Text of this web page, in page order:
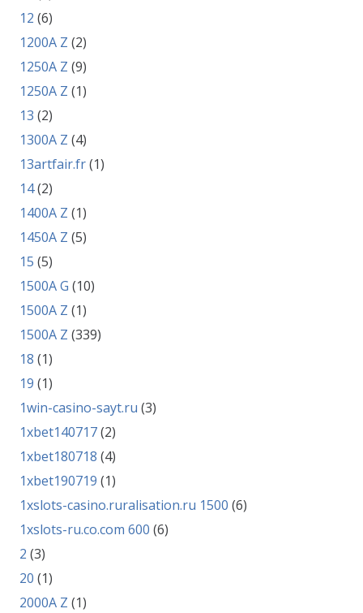
12 (6)
1200A Z (2)
1250A Z (9)
1250A Z (1)
13 (2)
1300A Z (4)
13artfair.fr(1)
14(2)
1400A Z (1)
1450A Z (5)
15 (5)
1500A G (10)
1500A Z (1)
1500A Z (339)
18 (1)
19 (1)
1win-casino-sayt.ru (3)
1xbet140717(2)
1xbet180718 (4)
1xbet190719 (1)
1xslots-casino.ruralisation.ru 1500 (6)
1xslots-ru.co.com 600 (6)
2 (3)
20 (1)
2000A Z (1)